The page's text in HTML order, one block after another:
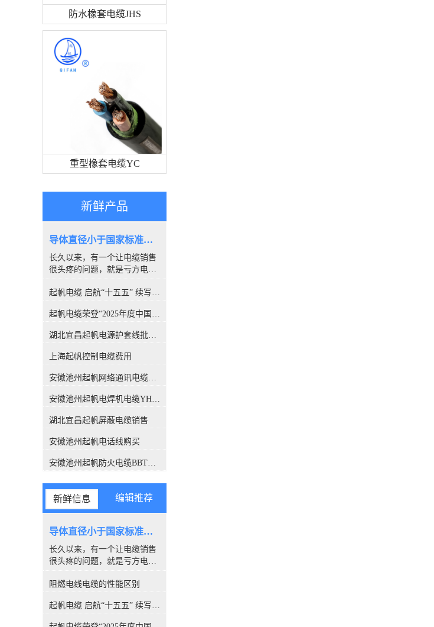
防水橡套电缆JHS
重型橡套电缆YC
新鲜产品
导体直径小于国家标准，算是非标电缆吗？
长久以来，有一个让电缆销售
很头疼的问题，就是亏方电
为很多客户都喜欢量电缆导体
合格。所以很多人讨论，铜丝
直径小于国家标准的算非标
吗？前不久，权威机构CQC出
具的一份报告，引发了行业的
扰很多人的问题，有了这份报
这个给客户解释了。CQC是什
（CQC）是经*机构编制批
准，由国家质量监督检验检疫
总局设立，委托国家认监委管
理的**认证机构。CQC是中国
权威的认证机构，几十年来积
累了丰富的国际质量认证工作
经验，各项业务均成果卓著，
的位、全球认证机构的**。经
所撰写的报告，是具有权威性
的。下面进入主题，看看这份
导体的【标称】截面积标称截
面积：是指产品标准中*的量
值并经常用于表格之中，标称
值引申出的量值通常须在规定
起帆电缆 启航“十五五” 续写新篇章
起帆电缆荣登“2025年度中国线缆行业10强”榜单！
湖北宜昌起帆电源护套线批发价格
上海起帆控制电缆费用
安徽池州起帆网络通讯电缆销售
安徽池州起帆电焊机电缆YH生产厂家
湖北宜昌起帆屏蔽电缆销售
安徽池州起帆电话线购买
安徽池州起帆防火电缆BBTRZ采购
新鲜信息 编辑推荐
导体直径小于国家标准，算是非标电缆吗？
长久以来，有一个让电缆销售
很头疼的问题，就是亏方电
为很多客户都喜欢量电缆导体
合格。所以很多人讨论，铜丝
直径小于国家标准的算非标
阻燃电线电缆的性能区别
起帆电缆 启航“十五五” 续写新篇章